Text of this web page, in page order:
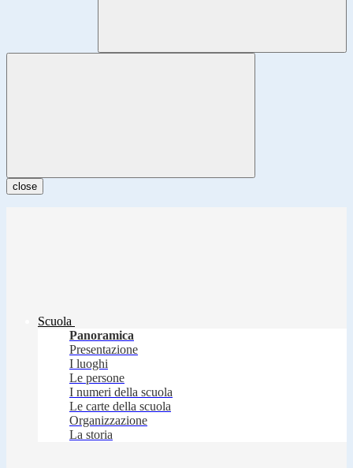
close
Scuola
Panoramica
Presentazione
I luoghi
Le persone
I numeri della scuola
Le carte della scuola
Organizzazione
La storia